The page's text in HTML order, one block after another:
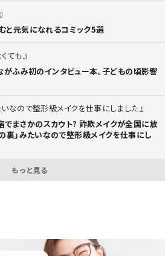
と元気になれるコミック5選
ても
ながふみ初のインタビュー本。子どもの頃影響
なので整形級メイクを仕事にしました
でまさかのスカウト? 詐欺メイクが全国に放
裏」みたいなので整形級メイクを仕事にし
もっと見る